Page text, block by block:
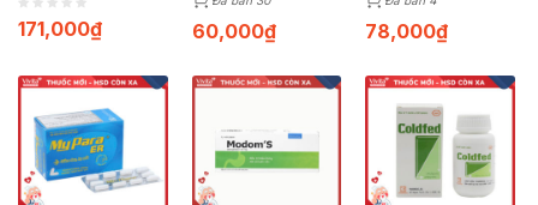
171,000₫ 60,000₫ 78,000₫